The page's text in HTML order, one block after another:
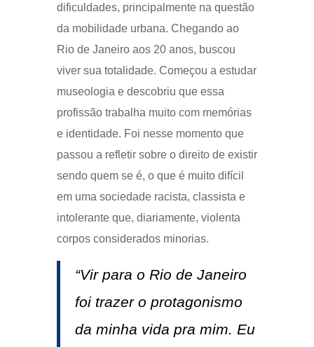
dificuldades, principalmente na questão
da mobilidade urbana. Chegando ao
Rio de Janeiro aos 20 anos, buscou
viver sua totalidade. Começou a estudar
museologia e descobriu que essa
profissão trabalha muito com memórias
e identidade. Foi nesse momento que
passou a refletir sobre o direito de existir
sendo quem se é, o que é muito difícil
em uma sociedade racista, classista e
intolerante que, diariamente, violenta
corpos considerados minorias.
“Vir para o Rio de Janeiro
foi trazer o protagonismo
da minha vida pra mim. Eu